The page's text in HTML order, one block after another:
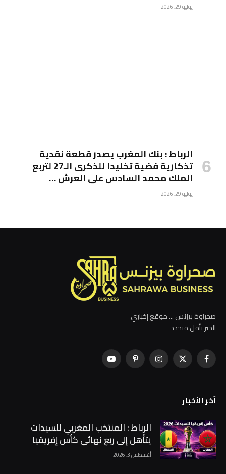
يوليو 29, 2026
الرباط : بنك المغرب يصدر قطعة نقدية
تذكارية فضية تخليداً للذكرى الـ27 لتربع
الملك محمد السادس على العرش …
يوليو 29, 2026
صحراوة بيزنس ... موقع إخباري
الخبر بأمل متجدد
فيسبوكX
الانستغرامبينتيريستيوتيوب
آخر الأخبار
الرباط : المنتخب المغربي للسيدات
يتأهل إلى ربع نهائي كأس إفريقيا
متصدراً مجموعته …
أغسطس 3, 2026